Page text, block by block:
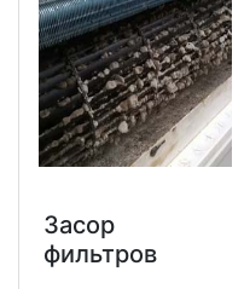
Засор
фильтров